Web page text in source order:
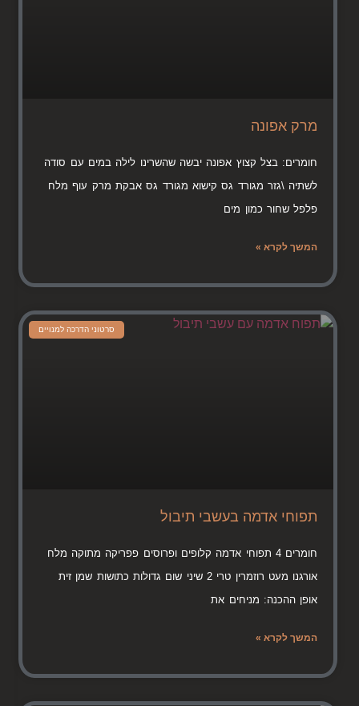
מרק אפונה
חומרים: בצל קצוץ אפונה יבשה שהשרינו לילה במים עם סודה
לשתיה \גזר מגורד גס קישוא מגורד גס אבקת מרק עוף מלח
פלפל שחור כמון מים
המשך לקרא »
סרטוני הדרכה למנויים
תפוחי אדמה בעשבי תיבול
חומרים 4 תפוחי אדמה קלופים ופרוסים פפריקה מתוקה מלח
אורגנו מעט רוזמרין טרי 2 שיני שום גדולות כתושות שמן זית
אופן ההכנה: מניחים את
המשך לקרא »